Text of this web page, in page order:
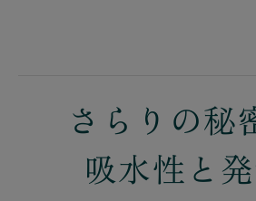
さらりの秘
吸水性と